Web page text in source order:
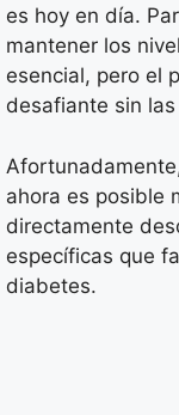
es hoy en día.
mantener los
esencial, pero el
desafiante sin
ahora es posible
directamente
específicas que
diabetes.